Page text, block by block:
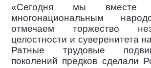
«Сегодня мы
многонациональным
отмечаем торжество
целостности и суверенитета
Ратные трудовые
поколений предков сделали